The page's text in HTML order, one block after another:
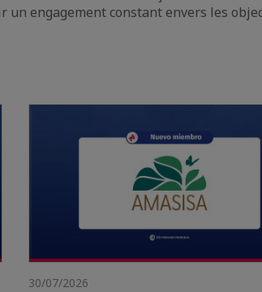
un engagement constant envers les
30/07/2026